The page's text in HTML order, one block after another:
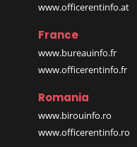
www.officerentinfo.at
France
www.bureauinfo.fr
www.officerentinfo.fr
Romania
www.birouinfo.ro
www.officerentinfo.ro